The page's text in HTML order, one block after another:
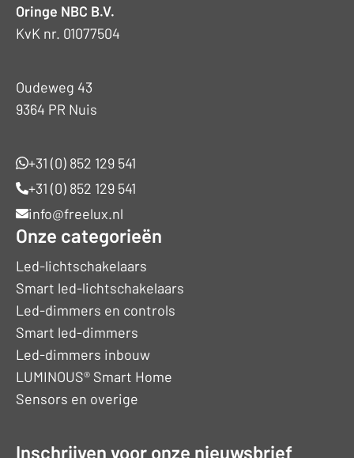
Oringe NBC B.V.
KvK nr. 01077504
Oudeweg 43
9364 PR Nuis
+31 (0) 852 129 541
+31 (0) 852 129 541
info@freelux.nl
Onze categorieën
Led-lichtschakelaars
Smart led-lichtschakelaars
Led-dimmers en controls
Smart led-dimmers
Led-dimmers inbouw
LUMINOUS® Smart Home
Sensors en overige
Inschrijven voor onze nieuwsbrief